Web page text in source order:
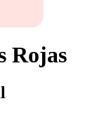
Rojas